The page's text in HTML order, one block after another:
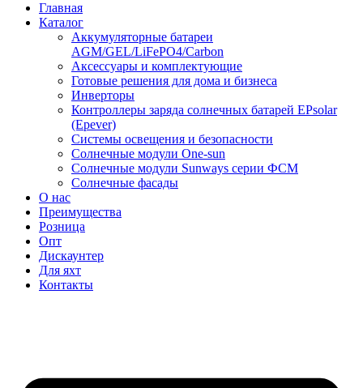
Главная
Каталог
Аккумуляторные батареи
AGM/GEL/LiFePO4/Carbon
Аксессуары и комплектующие
Готовые решения для дома и бизнеса
Инверторы
Контроллеры заряда солнечных батарей EPsolar
(Epever)
Системы освещения и безопасности
Солнечные модули One-sun
Солнечные модули Sunways серии ФСМ
Солнечные фасады
О нас
Преимущества
Розница
Опт
Дискаунтер
Для яхт
Контакты